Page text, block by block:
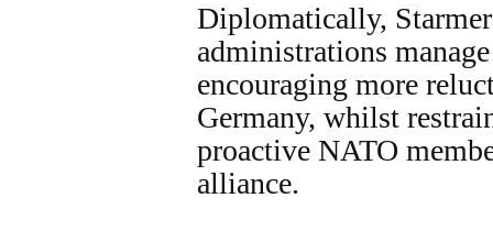
Diplomatically,
administrations
encouraging more
Germany, whilst
proactive NATO
alliance.